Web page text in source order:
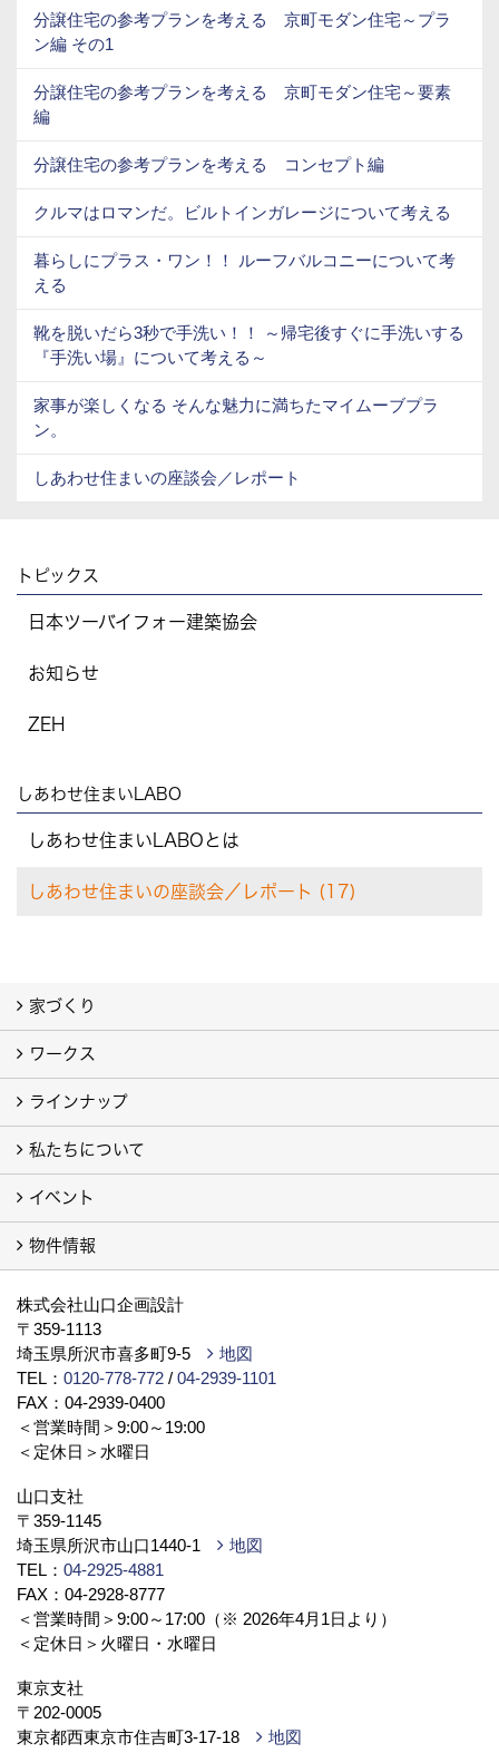
分譲住宅の参考プランを考える 京町モダン住宅～プラ
ン編 その1
分譲住宅の参考プランを考える 京町モダン住宅～要素
編
分譲住宅の参考プランを考える コンセプト編
クルマはロマンだ。ビルトインガレージについて考える
暮らしにプラス・ワン！！ ルーフバルコニーについて考
える
靴を脱いだら3秒で手洗い！！ ～帰宅後すぐに手洗いする
『手洗い場』について考える～
家事が楽しくなる そんな魅力に満ちたマイムーブプラ
ン。
しあわせ住まいの座談会／レポート
トピックス
日本ツーバイフォー建築協会
お知らせ
ZEH
しあわせ住まいLABO
しあわせ住まいLABOとは
しあわせ住まいの座談会／レポート (17)
家づくり
わたしたちの想い
地震や火災に強い家
家族一緒に幸せ、ひとりでも幸せ
しあわせ住まいLABO
ワークス
お客様の声
注文住宅フォトギャラリー
建売住宅フォトギャラリー（別サイト）
旧 注文住宅 施工事例（別サイト）
ラインナップ
私たちの家
ラビングホームの家「type L」「type S」
例えば ピアノが思い切り弾ける家「地下室」
私たちについて
会社案内
代表挨拶
スタッフブログ
ISO9001
トピックス
事業所／店舗／モデルハウス
プライバシーポリシー
YouTube チャンネル
提携している法律事務所
イベント
イベント予告
イベント報告
物件情報
物件情報（土地）
新築戸建・分譲（別サイト）
株式会社山口企画設計
〒359-1113
埼玉県所沢市喜多町9-5
地図
TEL： 0120-778-772 / 04-2939-1101
FAX：04-2939-0400
＜営業時間＞9:00～19:00
＜定休日＞水曜日
山口支社
〒359-1145
埼玉県所沢市山口1440-1
地図
TEL： 04-2925-4881
FAX：04-2928-8777
＜営業時間＞9:00～17:00（※ 2026年4月1日より）
＜定休日＞火曜日・水曜日
東京支社
〒202-0005
東京都西東京市住吉町3-17-18
地図